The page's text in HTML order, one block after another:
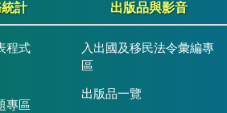
計
程式
專區
出版品與影音
入出國及移民法令彙編專
區
出版品一覽